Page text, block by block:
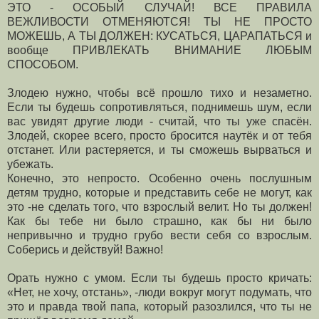
ЭТО - ОСОБЫЙ СЛУЧАЙ! ВСЕ ПРАВИЛА
ВЕЖЛИВОСТИ ОТМЕНЯЮТСЯ! ТЫ НЕ ПРОСТО
МОЖЕШЬ, А ТЫ ДОЛЖЕН: КУСАТЬСЯ, ЦАРАПАТЬСЯ и
вообще ПРИВЛЕКАТЬ ВНИМАНИЕ ЛЮБЫМ
СПОСОБОМ.
Злодею нужно, чтобы всё прошло тихо и незаметно.
Если ты будешь сопротивляться, поднимешь шум, если
вас увидят другие люди - считай, что ты уже спасён.
Злодей, скорее всего, просто бросится наутёк и от тебя
отстанет. Или растеряется, и ты сможешь вырваться и
убежать.
Конечно, это непросто. Особенно очень послушным
детям трудно, которые и представить себе не могут, как
это -не сделать того, что взрослый велит. Но ты должен!
Как бы тебе ни было страшно, как бы ни было
непривычно и трудно грубо вести себя со взрослым.
Соберись и действуй! Важно!
Орать нужно с умом. Если ты будешь просто кричать:
«Нет, не хочу, отстань», -люди вокруг могут подумать, что
это и правда твой папа, который разозлился, что ты не